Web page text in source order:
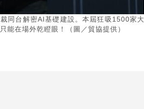
同台解密AI基礎建設。本屆狂吸1500家大
能在場外乾瞪眼！（圖／貿協提供）